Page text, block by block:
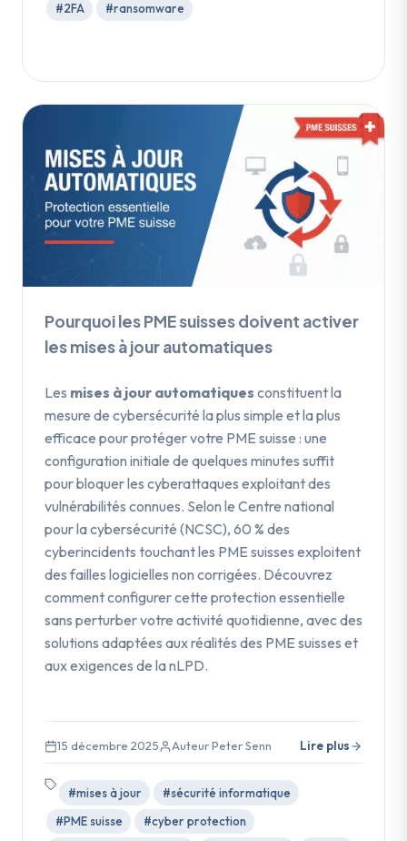
#2FA
#ransomware
Pourquoi les PME suisses doivent activer
les mises à jour automatiques
Les mises à jour automatiques constituent la
mesure de cybersécurité la plus simple et la plus
efficace pour protéger votre PME suisse : une
configuration initiale de quelques minutes suffit
pour bloquer les cyberattaques exploitant des
vulnérabilités connues. Selon le Centre national
pour la cybersécurité (NCSC), 60 % des
cyberincidents touchant les PME suisses exploitent
des failles logicielles non corrigées. Découvrez
comment configurer cette protection essentielle
sans perturber votre activité quotidienne, avec des
solutions adaptées aux réalités des PME suisses et
aux exigences de la nLPD.
15 décembre 2025 Auteur Peter Senn Lire plus
#mises à jour
#sécurité informatique
#PME suisse
#cyber protection